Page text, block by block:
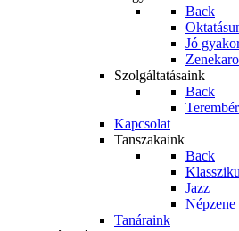
Back
Jó
Szolgáltatásaink
Back
Kapcsolat
Tanszakaink
Back
Jazz
Népzene
Tanáraink